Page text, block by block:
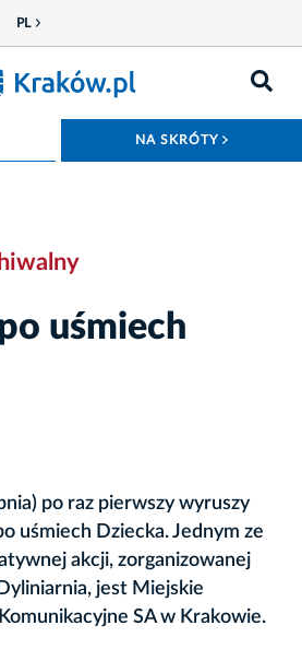
PL
NA SKRÓTY
uśmiech
po raz pierwszy wyruszy
uśmiech Dziecka. Jednym ze
akcji, zorganizowanej
jest Miejskie
SA w Krakowie.